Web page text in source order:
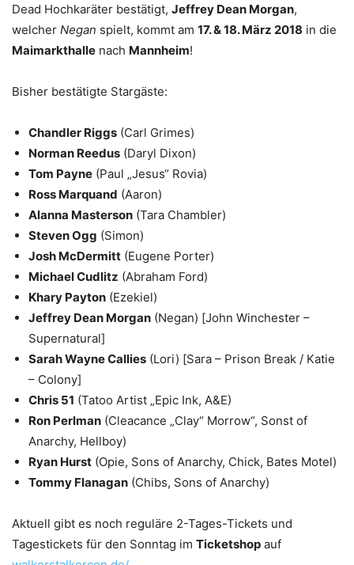
Dead Hochkaräter bestätigt, Jeffrey Dean Morgan,
welcher Negan spielt, kommt am 17. & 18. März 2018 in die
Maimarkthalle nach Mannheim!
Bisher bestätigte Stargäste:
Chandler Riggs (Carl Grimes)
Norman Reedus (Daryl Dixon)
Tom Payne (Paul „Jesus“ Rovia)
Ross Marquand (Aaron)
Alanna Masterson (Tara Chambler)
Steven Ogg (Simon)
Josh McDermitt (Eugene Porter)
Michael Cudlitz (Abraham Ford)
Khary Payton (Ezekiel)
Jeffrey Dean Morgan (Negan) [John Winchester –
Supernatural]
Sarah Wayne Callies (Lori) [Sara – Prison Break / Katie
– Colony]
Chris 51 (Tatoo Artist „Epic Ink, A&E)
Ron Perlman (Cleacance „Clay“ Morrow“, Sonst of
Anarchy, Hellboy)
Ryan Hurst (Opie, Sons of Anarchy, Chick, Bates Motel)
Tommy Flanagan (Chibs, Sons of Anarchy)
Aktuell gibt es noch reguläre 2-Tages-Tickets und
Tagestickets für den Sonntag im Ticketshop auf